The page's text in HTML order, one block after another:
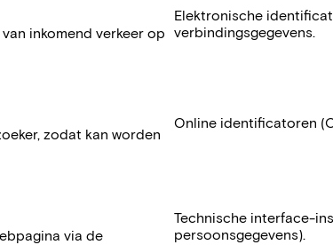
inkomend verkeer op
Elektronische
verbindingsgegevens.
zodat kan worden
Online identificatoren
via de
Technische interface-
persoonsgegevens).